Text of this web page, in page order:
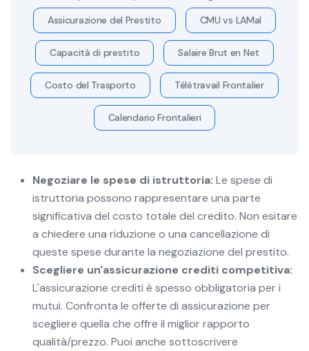
Assicurazione del Prestito CMU vs LAMal
Capacità di prestito Salaire Brut en Net
Costo del Trasporto Télétravail Frontalier
Calendario Frontalieri
Negoziare le spese di istruttoria: Le spese di
istruttoria possono rappresentare una parte
significativa del costo totale del credito. Non esitare
a chiedere una riduzione o una cancellazione di
queste spese durante la negoziazione del prestito.
Scegliere un'assicurazione crediti competitiva:
L'assicurazione crediti è spesso obbligatoria per i
mutui. Confronta le offerte di assicurazione per
scegliere quella che offre il miglior rapporto
qualità/prezzo. Puoi anche sottoscrivere